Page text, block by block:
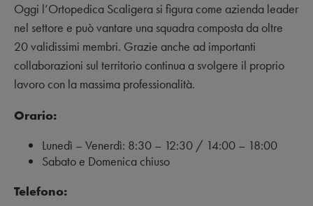
Oggi l’Ortopedica Scaligera si figura come azienda leader
nel settore e può vantare una squadra composta da oltre
20 validissimi membri. Grazie anche ad importanti
collaborazioni sul territorio continua a svolgere il proprio
lavoro con la massima professionalità.
Orario:
Lunedì – Venerdì: 8:30 – 12:30 / 14:00 – 18:00
Sabato e Domenica chiuso
Telefono: